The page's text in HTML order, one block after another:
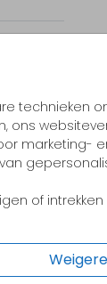
technieken
ons
marketing-
of